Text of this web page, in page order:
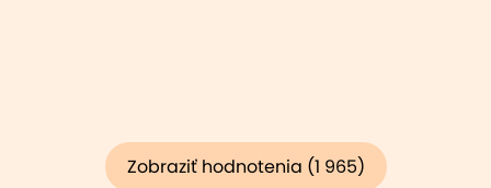
Zobraziť hodnotenia (1 965)